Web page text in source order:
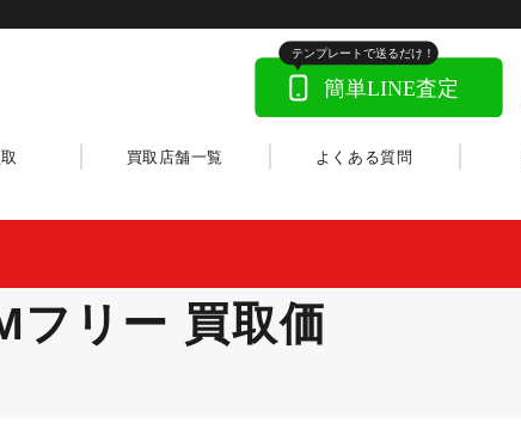
買取店舗一覧 よくある質問
フリー 買取価